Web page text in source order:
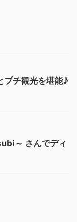
プチ観光を堪能♪
～ さんでディ